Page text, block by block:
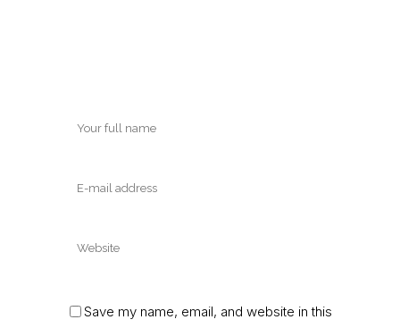
Save my name, email, and website in this